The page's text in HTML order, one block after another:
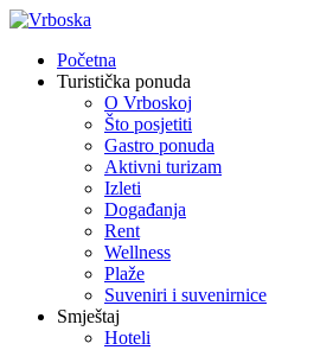
Početna
Turistička ponuda
O Vrboskoj
Što posjetiti
Gastro ponuda
Aktivni turizam
Izleti
Događanja
Rent
Wellness
Plaže
Suveniri i suvenirnice
Smještaj
Hoteli